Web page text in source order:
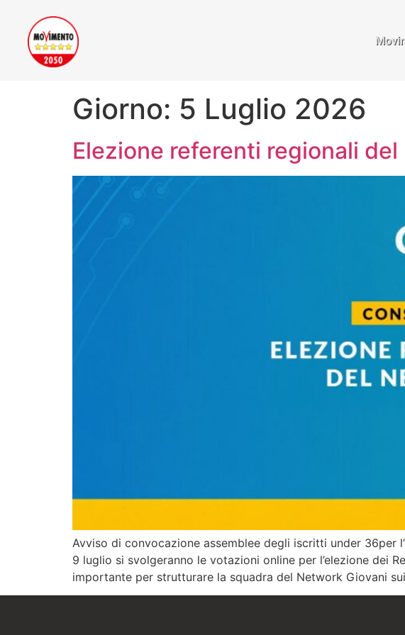
Giorno: 5 Luglio 2026
Elezione referenti regionali
Avviso di convocazione assemblee degli iscritti under
9 luglio si svolgeranno le votazioni online per l’elezione dei
importante per strutturare la squadra del Network Giovani